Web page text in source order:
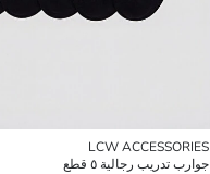
LCW ACCESSORIES
جوارب تدريب رجالية ٥ قطع